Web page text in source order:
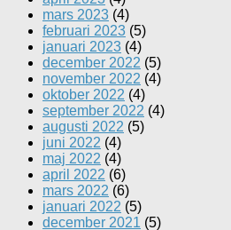
mars 2023 (4)
februari 2023 (5)
januari 2023 (4)
december 2022 (5)
november 2022 (4)
oktober 2022 (4)
september 2022 (4)
augusti 2022 (5)
juni 2022 (4)
maj 2022 (4)
april 2022 (6)
mars 2022 (6)
januari 2022 (5)
december 2021 (5)